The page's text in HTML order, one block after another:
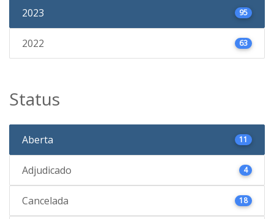
2023 95
2022 63
Status
Aberta 11
Adjudicado 4
Cancelada 18